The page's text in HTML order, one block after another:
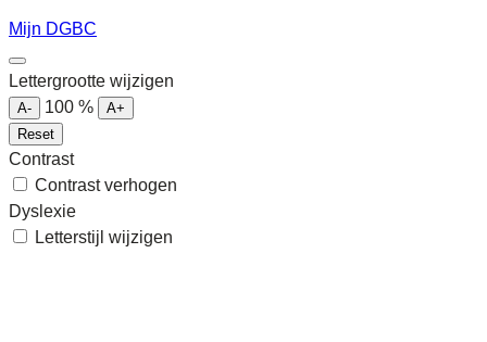
Mijn DGBC
Lettergrootte wijzigen
A- 100 %
A+
Reset
Contrast
Contrast verhogen
Dyslexie
Letterstijl wijzigen